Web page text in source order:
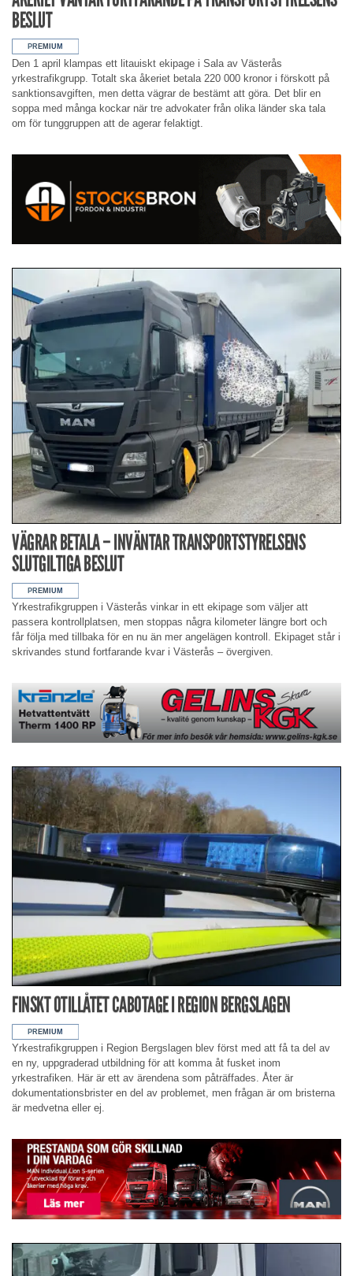
BESLUT
Den 1 april klampas ett litauiskt ekipage i Sala av Västerås
yrkestrafikgrupp. Totalt ska åkeriet betala 220 000 kronor i förskott på
sanktionsavgiften, men detta vägrar de bestämt att göra. Det blir en
soppa med många kockar när tre advokater från olika länder ska tala
om för tunggruppen att de agerar felaktigt.
VÄGRAR BETALA – INVÄNTAR TRANSPORTSTYRELSENS
SLUTGILTIGA BESLUT
Yrkestrafikgruppen i Västerås vinkar in ett ekipage som väljer att
passera kontrollplatsen, men stoppas några kilometer längre bort och
får följa med tillbaka för en nu än mer angelägen kontroll. Ekipaget står i
skrivandes stund fortfarande kvar i Västerås – övergiven.
FINSKT OTILLÅTET CABOTAGE I REGION BERGSLAGEN
Yrkestrafikgruppen i Region Bergslagen blev först med att få ta del av
en ny, uppgraderad utbildning för att komma åt fusket inom
yrkestrafiken. Här är ett av ärendena som påträffades. Åter är
dokumentationsbrister en del av problemet, men frågan är om bristerna
är medvetna eller ej.